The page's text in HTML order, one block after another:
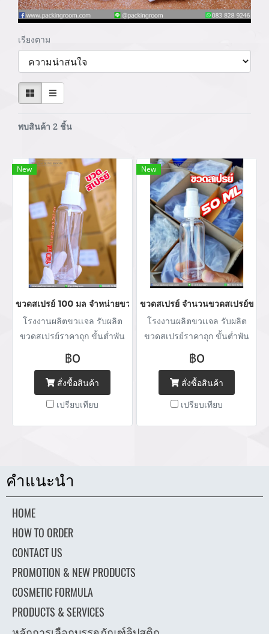
เรียงตาม
พบสินค้า 2 ชิ้น
New
ขวดสเปรย์ 100 มล จำหน่ายขวดสเปรย์ขวดหัวปั้มราคาส่ง บริการผลิ
โรงงานผลิตขวเเจล รับผลิต
ขวดสเปรย์ราคาถุก ขั้นต่ำพัน
ชิ้น จำหน่ายขวดใส่แอลกอฮอล์
พร้อมบริการฮอตแสตมป์เคทอง
เคเงินโลโก้ภายใต้แบรนด์ลูกค้า
บริการออกแบบผโลโลโก้
ออกแบบกล่อง ผลิตกล่องสินค้า
กล่องแป้งฝุ่น กล่องครีม กล่อง
Mobile: 083 828 9246 Email:
marketing@packingroom.com/
sale@packingroom.com/
฿0
สั่งซื้อสินค้า
เปรียบเทียบ
New
ขวดสเปรย์ จำนวนขวดสเปรย์ขวด
โรงงานผลิตขวเเจล รับผลิต
ขวดสเปรย์ราคาถุก ขั้นต่ำพัน
ชิ้น จำหน่ายขวดใส่แอลกอฮอล์
พร้อมบริการฮอตแสตมป์เคทอง
เคเงินโลโก้ภายใต้แบรนด์ลูกค้า
บริการออกแบบผโลโลโก้
ออกแบบกล่อง ผลิตกล่องสินค้า
กล่องแป้งฝุ่น กล่องครีม กล่อง
marketing@packingroom.com/
฿0
สั่งซื้อสินค้า
เปรียบเทียบ
คำแนะนำ
HOME
HOW TO ORDER
CONTACT US
PROMOTION & NEW PRODUCTS
COSMETIC FORMULA
PRODUCTS & SERVICES